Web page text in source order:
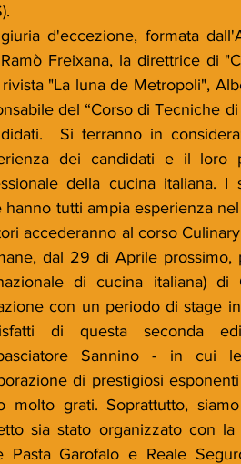
d'eccezione, formata
Freixana, la direttrice di
"La luna de Metropoli",
del “Corso di Tecniche
Si terranno in
dei candidati e il loro
della cucina italiana.
hanno tutti ampia esperienza
accederanno al corso
dal 29 di Aprile prossimo,
di cucina italiana) di
con un periodo di stage
di questa seconda
Sannino - in cui
di prestigiosi
molto grati. Soprattutto,
sia stato organizzato con
Pasta Garofalo e Reale